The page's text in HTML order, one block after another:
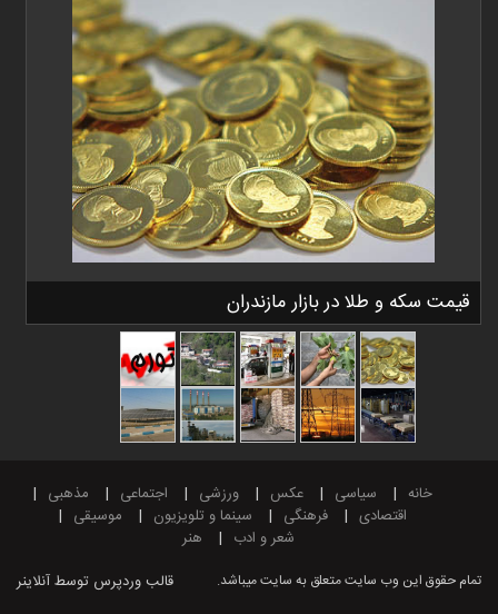
قیمت سکه و طلا در بازار مازندران
خانه سیاسی عکس ورزشی اجتماعی
مذهبی
اقتصادی
فرهنگی سینما و تلویزیون
موسیقی
شعر و ادب
هنر
قالب وردپرس توسط آنلاینر تمام حقوق این وب سایت متعلق به سایت میباشد.